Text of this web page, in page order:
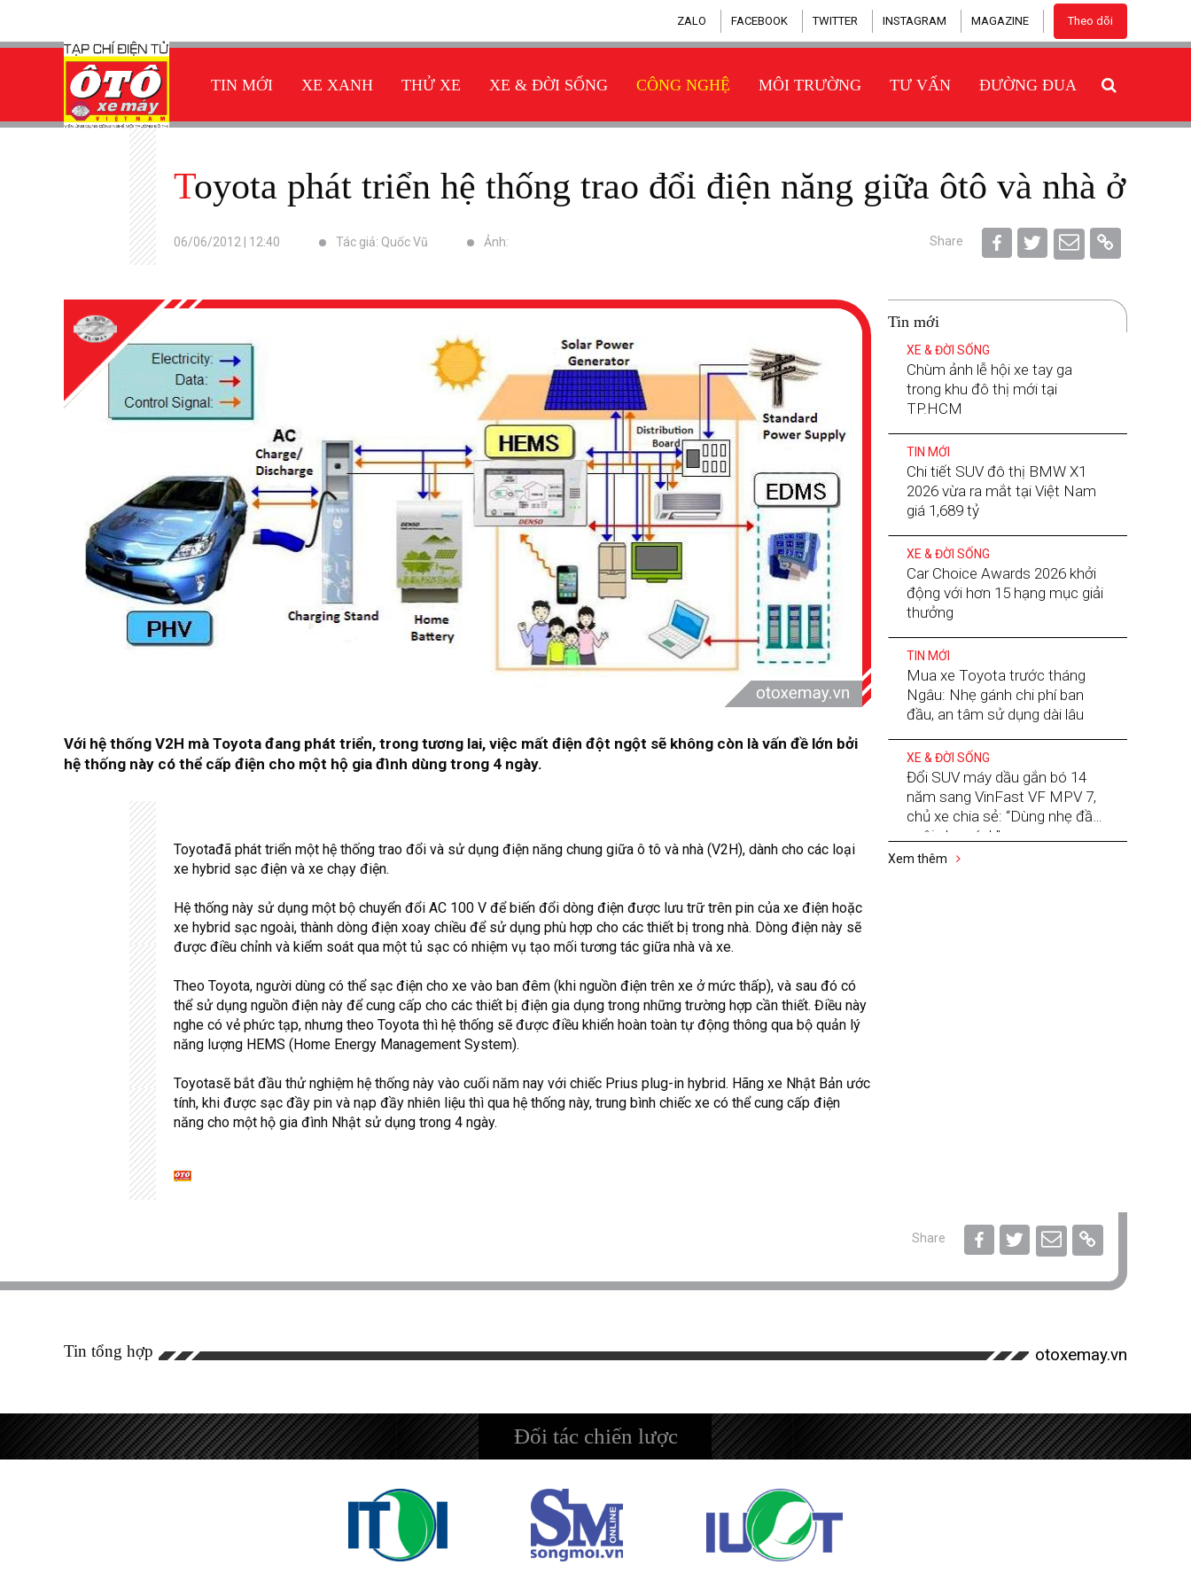
ZALO FACEBOOK TWITTER INSTAGRAM MAGAZINE Theo dõi
TIN MỚI XE XANH THỬ XE XE & ĐỜI SỐNG CÔNG NGHỆ MÔI TRƯỜNG TƯ VẤN ĐƯỜNG ĐUA
Toyota phát triển hệ thống trao đổi điện năng giữa ôtô và nhà ở
06/06/2012 | 12:40 Tác giả: Quốc Vũ Ảnh: Share
Với hệ thống V2H mà Toyota đang phát triển, trong tương lai, việc mất điện đột ngột sẽ không còn là vấn đề lớn bởi
hệ thống này có thể cấp điện cho một hộ gia đình dùng trong 4 ngày.
Toyotađã phát triển một hệ thống trao đổi và sử dụng điện năng chung giữa ô tô và nhà (V2H), dành cho các loại
xe hybrid sạc điện và xe chạy điện.
Hệ thống này sử dụng một bộ chuyển đổi AC 100 V để biến đổi dòng điện được lưu trữ trên pin của xe điện hoặc
xe hybrid sạc ngoài, thành dòng điện xoay chiều để sử dụng phù hợp cho các thiết bị trong nhà. Dòng điện này sẽ
được điều chỉnh và kiểm soát qua một tủ sạc có nhiệm vụ tạo mối tương tác giữa nhà và xe.
Theo Toyota, người dùng có thể sạc điện cho xe vào ban đêm (khi nguồn điện trên xe ở mức thấp), và sau đó có
thể sử dụng nguồn điện này để cung cấp cho các thiết bị điện gia dụng trong những trường hợp cần thiết. Điều này
nghe có vẻ phức tạp, nhưng theo Toyota thì hệ thống sẽ được điều khiển hoàn toàn tự động thông qua bộ quản lý
năng lượng HEMS (Home Energy Management System).
Toyotasẽ bắt đầu thử nghiệm hệ thống này vào cuối năm nay với chiếc Prius plug-in hybrid. Hãng xe Nhật Bản ước
tính, khi được sạc đầy pin và nạp đầy nhiên liệu thì qua hệ thống này, trung bình chiếc xe có thể cung cấp điện
năng cho một hộ gia đình Nhật sử dụng trong 4 ngày.
Tin mới
XE & ĐỜI SỐNG
Chùm ảnh lễ hội xe tay ga
trong khu đô thị mới tại
TP.HCM
TIN MỚI
Chi tiết SUV đô thị BMW X1
2026 vừa ra mắt tại Việt Nam
giá 1,689 tỷ
XE & ĐỜI SỐNG
Car Choice Awards 2026 khởi
động với hơn 15 hạng mục giải
thưởng
TIN MỚI
Mua xe Toyota trước tháng
Ngâu: Nhẹ gánh chi phí ban
đầu, an tâm sử dụng dài lâu
XE & ĐỜI SỐNG
Đổi SUV máy dầu gắn bó 14
năm sang VinFast VF MPV 7,
chủ xe chia sẻ: “Dùng nhẹ đầu,
nuôi nhẹ gánh”
Xem thêm
Share
Tin tổng hợp otoxemay.vn
Đối tác chiến lược